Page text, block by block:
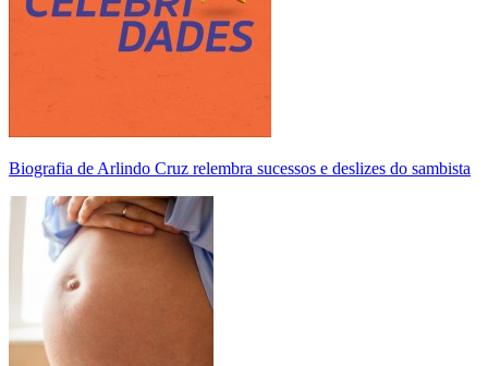
Biografia de Arlindo Cruz relembra sucessos e deslizes do sambista